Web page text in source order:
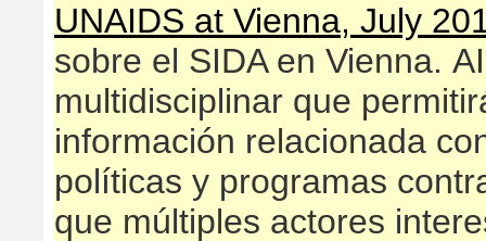
UNAIDS at Vienna, July
sobre el SIDA en Vienna.
multidisciplinar que
información relacionada
políticas y programas
que múltiples actores